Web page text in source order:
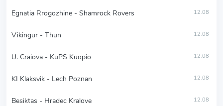
Egnatia Rrogozhine - Shamrock Rovers 12.08
Vikingur - Thun 12.08
U. Craiova - KuPS Kuopio 12.08
KI Klaksvik - Lech Poznan 12.08
Besiktas - Hradec Kralove 12.08